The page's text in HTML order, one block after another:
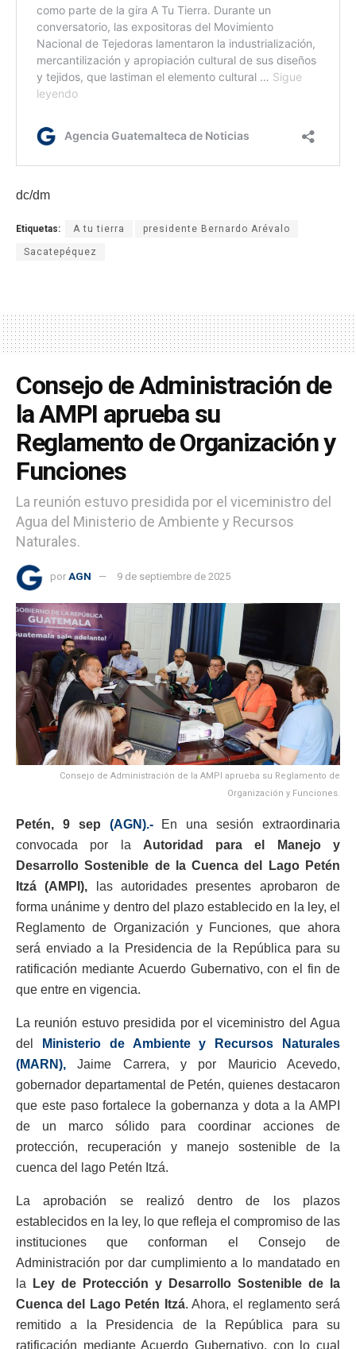
dc/dm
Etiquetas: A tu tierra presidente Bernardo Arévalo
Sacatepéquez
Consejo de Administración de
la AMPI aprueba su
Reglamento de Organización y
Funciones
La reunión estuvo presidida por el viceministro del
Agua del Ministerio de Ambiente y Recursos
Naturales.
por AGN 9 de septiembre de 2025
Consejo de Administración de la AMPI aprueba su Reglamento de
Organización y Funciones.
Petén, 9 sep (AGN).-En una sesión extraordinaria
convocada por la Autoridad para el Manejo y
Desarrollo Sostenible de la Cuenca del Lago Petén
Itzá (AMPI), las autoridades presentes aprobaron de
forma unánime y dentro del plazo establecido en la ley, el
Reglamento de Organización y Funciones,que ahora
será enviado a la Presidencia de la República para su
ratificación mediante Acuerdo Gubernativo, con el fin de
que entre en vigencia.
La reunión estuvo presidida por el viceministro del Agua
del
Ministerio de Ambiente y Recursos Naturales
(MARN),
Jaime Carrera, y por Mauricio Acevedo,
gobernador departamental de Petén, quienes destacaron
que este paso fortalece la gobernanza y dota a la AMPI
de un marco sólido para coordinar acciones de
protección, recuperación y manejo sostenible de la
cuenca del lago Petén Itzá.
La aprobación se realizó dentro de los plazos
establecidos en la ley, lo que refleja el compromiso de las
instituciones que conforman el Consejo de
Administración por dar cumplimiento a lo mandatado en
la
Ley de Protección y Desarrollo Sostenible de la
Cuenca del Lago Petén Itzá. Ahora, el reglamento será
remitido a la Presidencia de la República para su
ratificación mediante Acuerdo Gubernativo, con lo cual